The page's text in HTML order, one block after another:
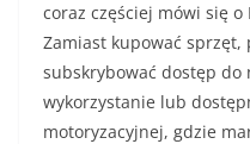
coraz częściej mówi się o
Zamiast kupować
subskrybować dostęp do
wykorzystanie lub
motoryzacyjnej, gdzie